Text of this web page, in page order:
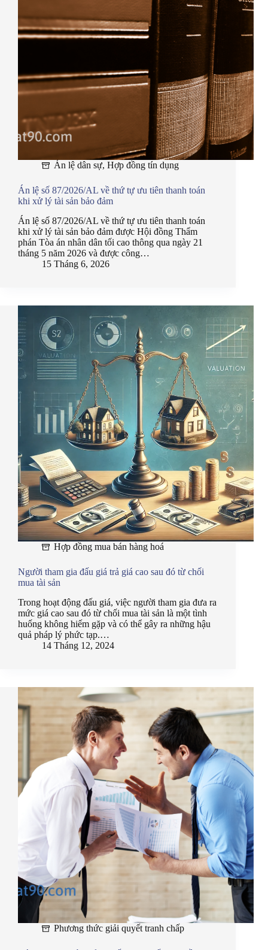
Án lệ dân sự, Hợp đồng tín dụng
Án lệ số 87/2026/AL về thứ tự ưu tiên thanh toán
khi xử lý tài sản bảo đảm
Án lệ số 87/2026/AL về thứ tự ưu tiên thanh toán
khi xử lý tài sản bảo đảm được Hội đồng Thẩm
phán Tòa án nhân dân tối cao thông qua ngày 21
tháng 5 năm 2026 và được công…
15 Tháng 6, 2026
Hợp đồng mua bán hàng hoá
Người tham gia đấu giá trả giá cao sau đó từ chối
mua tài sản
Trong hoạt động đấu giá, việc người tham gia đưa ra
mức giá cao sau đó từ chối mua tài sản là một tình
huống không hiếm gặp và có thể gây ra những hậu
quả pháp lý phức tạp.…
14 Tháng 12, 2024
Phương thức giải quyết tranh chấp